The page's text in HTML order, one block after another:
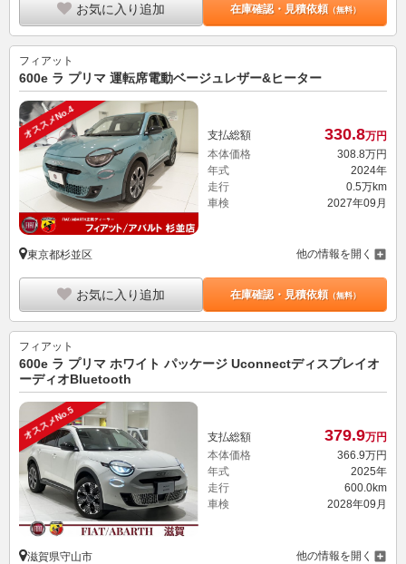
お気に入り追加 在庫確認・見積依頼（無料）
フィアット
600e ラ プリマ 運転席電動ベージュレザー&ヒーター
オススメNo.4 支払総額 330.8万円
本体価格
308. 8万円
年式
2024年
走行
0.5万km
車検
2027年09月
東京都杉並区 他の情報を開く
お気に入り追加 在庫確認・見積依頼（無料）
フィアット
600e ラ プリマ ホワイト パッケージ Uconnectディスプレイオ
ーディオBluetooth
オススメNo.5 支払総額 379.9万円
本体価格
366.9万円
年式
2025年
走行
600.0km
車検
2028年09月
滋賀県守山市 他の情報を開く